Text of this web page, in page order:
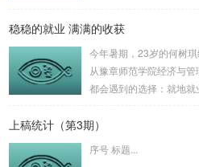
稳稳的就业 满满的收获
今年暑期，23岁的何树
从豫章师范学院经济与
都会遇到的选择：就地
色传承”2021年百名抚州
公众号上看到我市推出的
上稿统计（第3期）
序号 标题...